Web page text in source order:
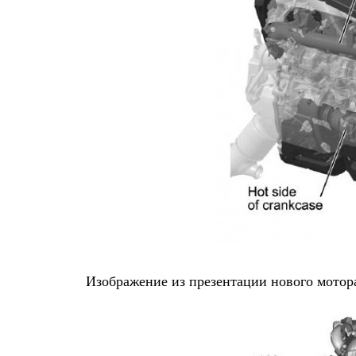
Изображение из презентации нового